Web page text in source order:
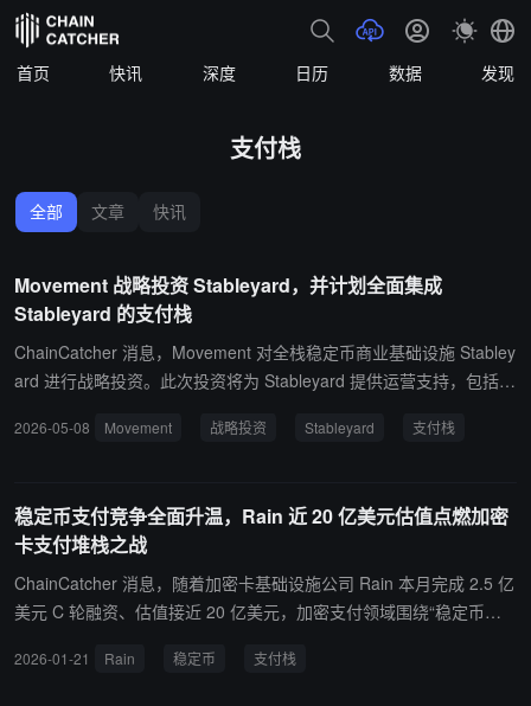
首页 快讯 深度 日历 数据 发现
支付栈
全部 文章 快讯
Movement 战略投资 Stableyard，并计划全面集成
Stableyard 的支付栈
ChainCatcher 消息，Movement 对全栈稳定币商业基础设施 Stabley
ard 进行战略投资。此次投资将为 Stableyard 提供运营支持，包括商
d 的支付栈，以推动稳定币在合规、无感、高规模场景下的实际应
2026-05-08 Movement 战略投资 Stableyard 支付栈
稳定币支付竞争全面升温，Rain 近 20 亿美元估值点燃加密
卡支付堆栈之战
ChainCatcher 消息，随着加密卡基础设施公司 Rain 本月完成 2.5 亿
美元 C 轮融资、估值接近 20 亿美元，加密支付领域围绕“稳定币如
示，加密卡支付规模正以年化 106% 的速度增长，年化交易额已达 1
2026-01-21 Rain 稳定币 支付栈